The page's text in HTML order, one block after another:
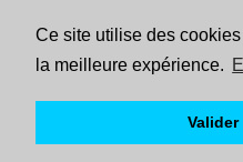
Ce site utilise des
la meilleure expérience.
Valider
Faire un don
Contact